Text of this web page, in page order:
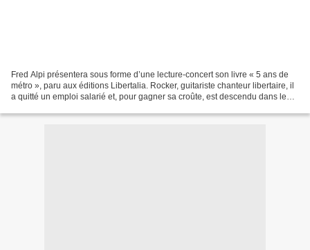
Fred Alpi présentera sous forme d’une lecture-concert son livre « 5 ans de
métro », paru aux éditions Libertalia. Rocker, guitariste chanteur libertaire, il
a quitté un emploi salarié et, pour gagner sa croûte, est descendu dans le